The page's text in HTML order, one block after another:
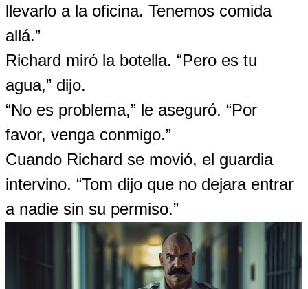
llevarlo a la oficina. Tenemos comida
allá.”
Richard miró la botella. “Pero es tu
agua,” dijo.
“No es problema,” le aseguró. “Por
favor, venga conmigo.”
Cuando Richard se movió, el guardia
intervino. “Tom dijo que no dejara entrar
a nadie sin su permiso.”